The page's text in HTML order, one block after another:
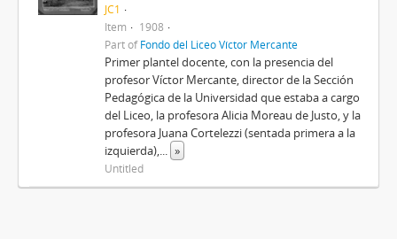
JC1
Item
1908
Part ofFondo del Liceo Víctor Mercante
Primer plantel docente, con la presencia del
profesor Víctor Mercante, director de la Sección
Pedagógica de la Universidad que estaba a cargo
del Liceo, la profesora Alicia Moreau de Justo, y la
profesora Juana Cortelezzi (sentada primera a la
izquierda),... »
Untitled